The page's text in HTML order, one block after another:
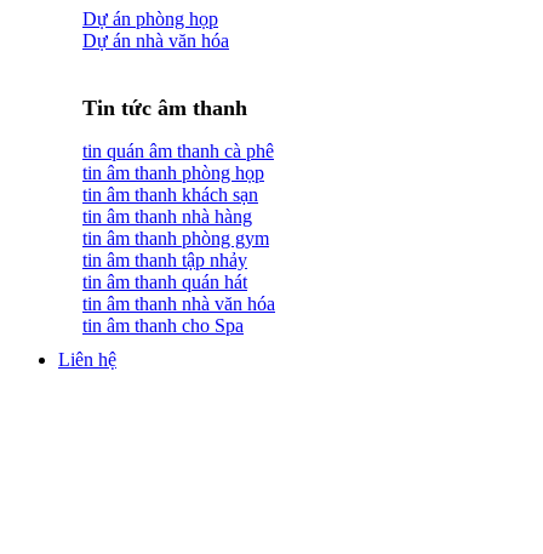
Dự án phòng họp
Dự án nhà văn hóa
Tin tức âm thanh
tin quán âm thanh cà phê
tin âm thanh phòng họp
tin âm thanh khách sạn
tin âm thanh nhà hàng
tin âm thanh phòng gym
tin âm thanh tập nhảy
tin âm thanh quán hát
tin âm thanh nhà văn hóa
tin âm thanh cho Spa
Liên hệ